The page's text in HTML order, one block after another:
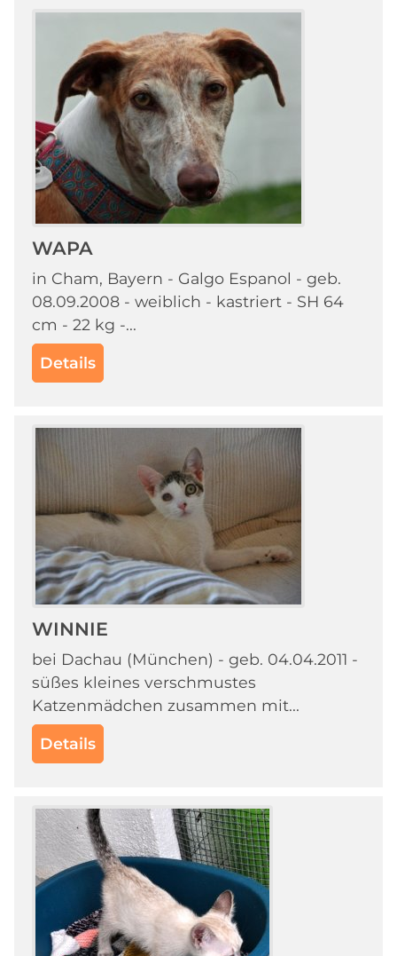
WAPA
in Cham, Bayern - Galgo Espanol - geb.
08.09.2008 - weiblich - kastriert - SH 64
cm - 22 kg -...
Details
WINNIE
bei Dachau (München) - geb. 04.04.2011 -
süßes kleines verschmustes
Katzenmädchen zusammen mit...
Details